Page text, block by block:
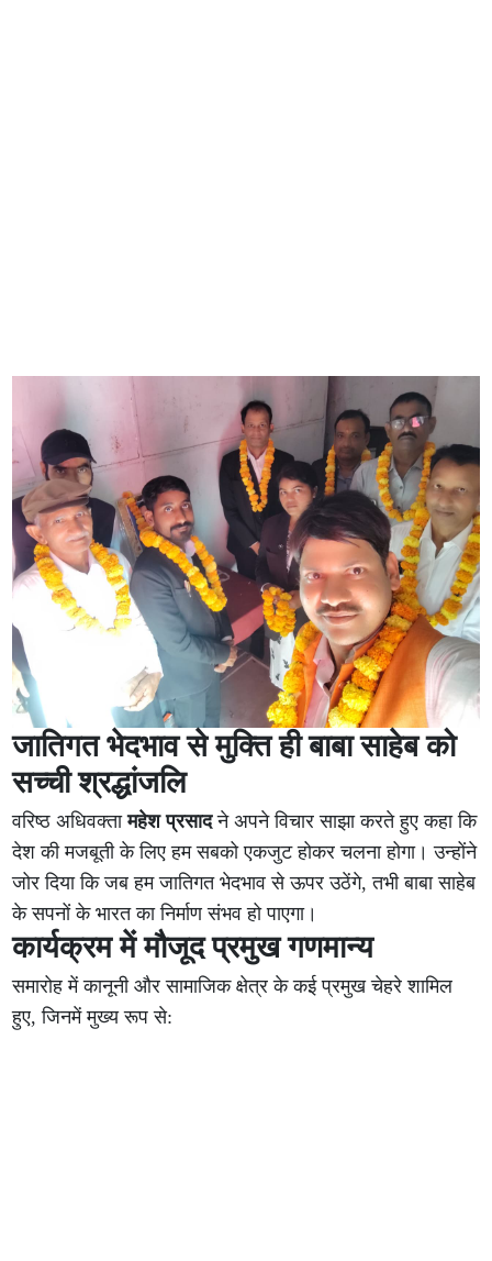
जातिगत भेदभाव से मुक्ति ही बाबा साहेब को
सच्ची श्रद्धांजलि
वरिष्ठ अधिवक्तामहेश प्रसादने अपने विचार साझा करते हुए कहा कि
देश की मजबूती के लिए हम सबको एकजुट होकर चलना होगा। उन्होंने
जोर दिया कि जब हम जातिगत भेदभाव से ऊपर उठेंगे, तभी बाबा साहेब
के सपनों के भारत का निर्माण संभव हो पाएगा।
कार्यक्रम में मौजूद प्रमुख गणमान्य
समारोह में कानूनी और सामाजिक क्षेत्र के कई प्रमुख चेहरे शामिल
हुए, जिनमें मुख्य रूप से: